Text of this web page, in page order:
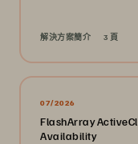
解決方案簡介 3 頁
07/2026
FlashArray
Availability